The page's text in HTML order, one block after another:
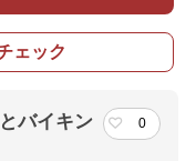
ェック
バイキン
0